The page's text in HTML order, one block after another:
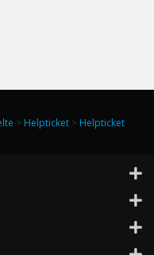
> Helpticket > Helpticket